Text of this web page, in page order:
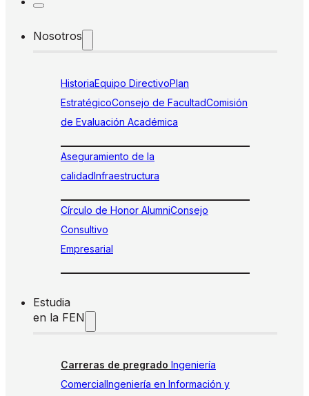
Nosotros
HistoriaEquipo DirectivoPlan
EstratégicoConsejo de FacultadComisión
de Evaluación Académica
Aseguramiento de la
calidadInfraestructura
Círculo de Honor AlumniConsejo
Consultivo
Empresarial
Estudia
en la FEN
Carreras de pregrado Ingeniería
ComercialIngeniería en Información y